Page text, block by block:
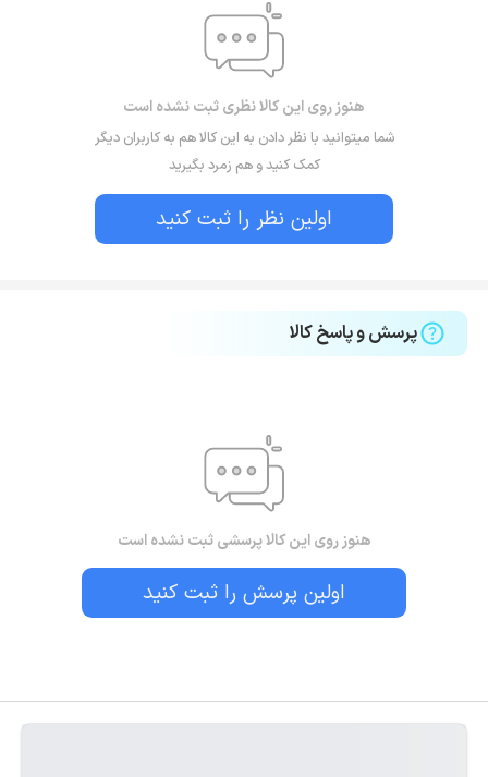
هنوز روی این کالا نظری ثبت نشده است
شما میتوانید با نظر دادن به این کالا هم به کاربران دیگر
کمک کنید و هم زمرد بگیرید
اولین نظر را ثبت کنید
پرسش و پاسخ کالا
هنوز روی این کالا پرسشی ثبت نشده است
اولین پرسش را ثبت کنید